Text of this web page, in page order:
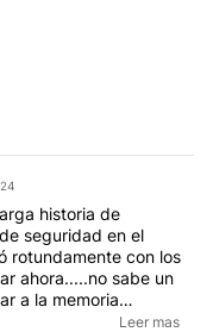
historia de
seguridad en el
rotundamente con los
ahora.....no sabe un
colaborador más
Leer mas